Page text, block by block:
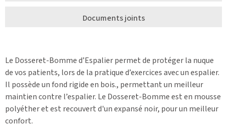
Documents joints
Le Dosseret-Bomme d’Espalier permet de protéger la nuque
de vos patients, lors de la pratique d’exercices avec un espalier.
Il possède un fond rigide en bois., permettant un meilleur
maintien contre l’espalier. Le Dosseret-Bomme est en mousse
polyéther et est recouvert d'un expansé noir, pour un meilleur
confort.